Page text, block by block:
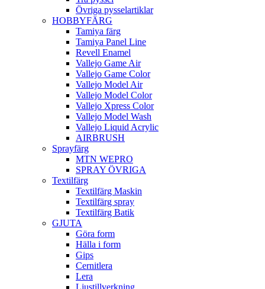
Övriga pysselartiklar
HOBBYFÄRG
Tamiya färg
Tamiya Panel Line
Revell Enamel
Vallejo Game Air
Vallejo Game Color
Vallejo Model Air
Vallejo Model Color
Vallejo Xpress Color
Vallejo Model Wash
Vallejo Liquid Acrylic
AIRBRUSH
Sprayfärg
MTN WEPRO
SPRAY ÖVRIGA
Textilfärg
Textilfärg Maskin
Textilfärg spray
Textilfärg Batik
GJUTA
Göra form
Hälla i form
Gips
Cernitlera
Lera
Ljustillverkning